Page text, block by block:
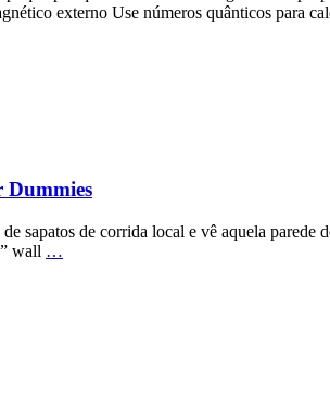
externo Use números quânticos para
Dummies
sapatos de corrida local e vê aquela
wall …